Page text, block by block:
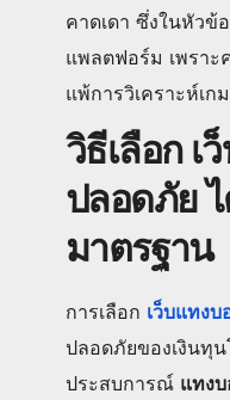
คาดเดา ซึ่งในหัวข้
แพลตฟอร์ม เพรา
แพ้การวิเคราะห์เกม
วิธีเลือก เ
ปลอดภัย
มาตรฐาน
การเลือก เว็บแทงบ
ปลอดภัยของเงินทุ
ประสบการณ์ แทง